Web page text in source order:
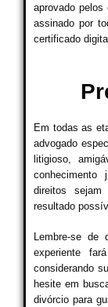
aprovado pelos
assinado por
certificado
Em todas as
advogado
litigioso,
direitos
resultado
Lembre-se de
experiente
considerando
hesite em
divórcio para